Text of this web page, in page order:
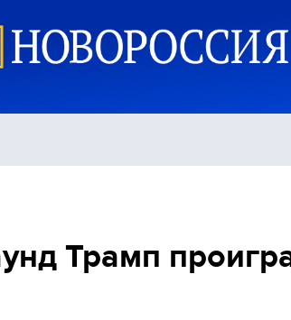
Трамп